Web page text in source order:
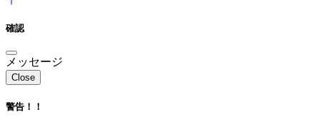
確認
メッセージ
Close
警告！！